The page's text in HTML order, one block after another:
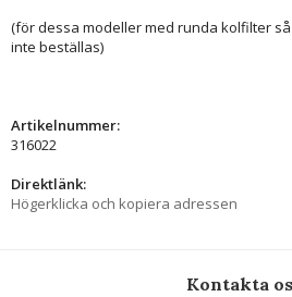
(för dessa modeller med runda kolfilter
inte beställas)
Artikelnummer:
316022
Direktlänk:
Högerklicka och kopiera adressen
Kontakta